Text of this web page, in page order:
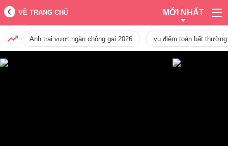
VỀ TRANG CHỦ MỚI NHẤT
Anh trai vượt ngàn chông gai 2026 vụ điểm toán bất